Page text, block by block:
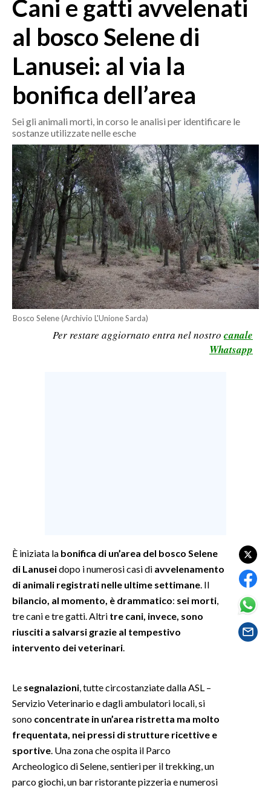
MEDIO CAMPIDANO
ORISTANO E PROVINCIA
SASSARI E PROVINCIA
GALLURA
NUORO E PROVINCIA
OGLIASTRA
CRONACA
ITALIA
MONDO
POLITICA
ECONOMIA
SERVIZI ALLE IMPRESE
LAVORO
BANDI
SPORT IN SARDEGNA
SPETTACOLI
GOSSIP
SARDI NEL MONDO
NOTIZIE
EVENTI
#CARAUNIONE
3 MINUTI CON
Cani e gatti avvelenati
al bosco Selene di
Lanusei: al via la
bonifica dell’area
Sei gli animali morti, in corso le analisi per identificare le
sostanze utilizzate nelle esche
Bosco Selene (Archivio L'Unione Sarda)
Per restare aggiornato entra nel nostro canale
Whatsapp
È iniziata la bonifica di un’area del bosco Selene
di Lanuseidopo i numerosi casi di avvelenamento
di animali registrati nelle ultime settimane . Il
bilancio, al momento, è drammatico: sei morti
tre cani e tre gatti. Altri tre cani, invece, sono
riusciti a salvarsi grazie al tempestivo
intervento dei veterinari
Le segnalazioni , tutte circostanziate dalla ASL –
Servizio Veterinario e dagli ambulatori locali, si
sono concentrate in un’area ristretta ma molto
frequentata, nei pressi di strutture ricettive e
sportive . Una zona che ospita il Parco
Archeologico di Selene, sentieri per il trekking, un
parco giochi, un bar ristorante pizzeria e numerosi